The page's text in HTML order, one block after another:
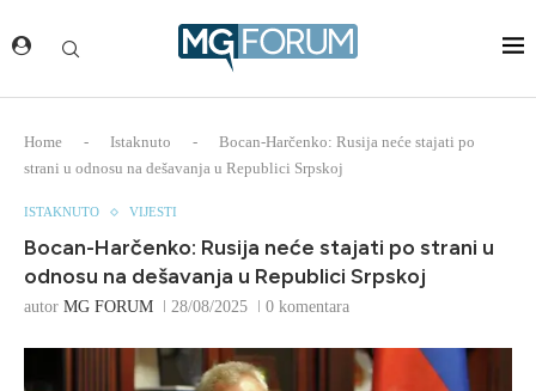
Home - Istaknuto -
Bocan-Harčenko: Rusija neće stajati po
strani u odnosu na dešavanja u Republici Srpskoj
ISTAKNUTO VIJESTI
Bocan-Harčenko: Rusija neće stajati po strani u
odnosu na dešavanja u Republici Srpskoj
autor MG FORUM 28/08/2025 0 komentara